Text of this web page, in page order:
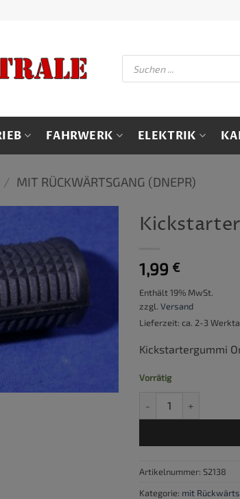
Products
search
FAHRWERK ELEKTRIK
/ MIT RÜCKWÄRTSGANG (DNEPR)
1,99 €
Enthält 19% MwSt.
zzgl. Versand
Lieferzeit: ca. 2-3
Kickstartergummi
Vorrätig
Artikelnummer: S2138
Kategorie: mit